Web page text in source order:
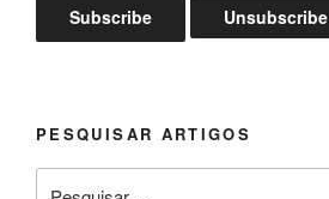
PESQUISAR ARTIGOS